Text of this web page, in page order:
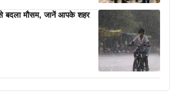
बदला मौसम, जानें आपके शहर